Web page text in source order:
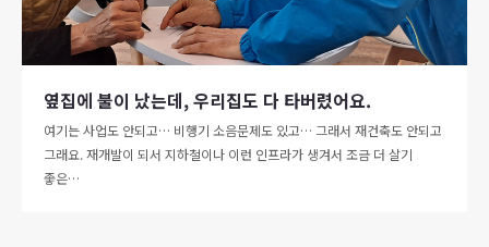
옆집에 불이 났는데, 우리집도 다 타버렸어요.
여기는 사업도 안되고… 비행기 소음문제도 있고… 그래서 재건축도 안되고
그래요. 재개발이 되서 지하철이나 이런 인프라가 생겨서 조금 더 살기
좋은…